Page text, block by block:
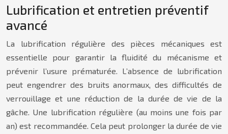
Lubrification et entretien préventif
avancé
La lubrification régulière des pièces mécaniques est
essentielle pour garantir la fluidité du mécanisme et
prévenir l’usure prématurée. L’absence de lubrification
peut engendrer des bruits anormaux, des difficultés de
verrouillage et une réduction de la durée de vie de la
gâche. Une lubrification régulière (au moins une fois par
an) est recommandée. Cela peut prolonger la durée de vie